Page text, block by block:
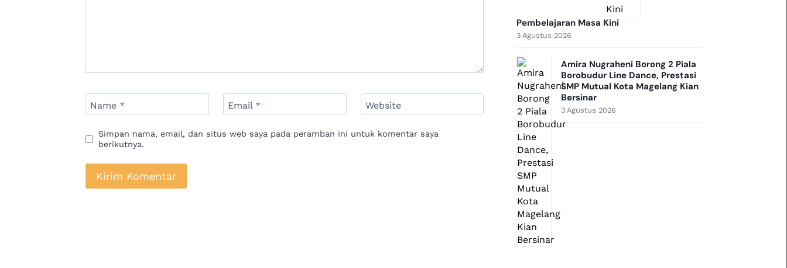
Name * Email * Website
Simpan nama, email, dan situs web saya pada peramban ini untuk komentar saya
berikutnya.
Pembelajaran Masa Kini
3 Agustus 2026
Amira Nugraheni Borong 2 Piala
Borobudur Line Dance, Prestasi
SMP Mutual Kota Magelang Kian
Bersinar
3 Agustus 2026